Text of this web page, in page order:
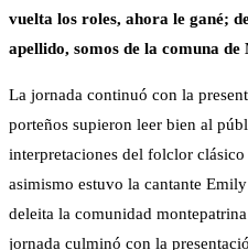
vuelta los roles, ahora le gané;
apellido, somos de la comuna
La jornada continuó con la
porteños supieron leer bien al
interpretaciones del folclor
asimismo estuvo la cantante
deleita la comunidad
jornada culminó con la